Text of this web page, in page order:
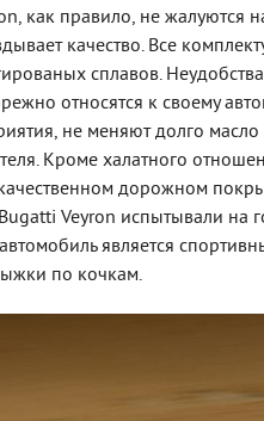
как правило, не жалуются
качество. Все
сплавов.
относятся к своему
не меняют долго
Кроме халатного
дорожном
Veyron испытывали на
является
по кочкам.